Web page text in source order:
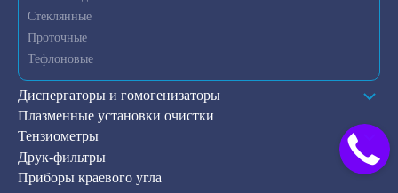
Стеклянные
Проточные
Тефлоновые
Диспергаторы и гомогенизаторы
Плазменные установки очистки
Тензиометры
Друк-фильтры
Приборы краевого угла